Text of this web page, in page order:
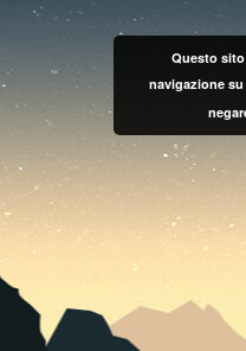
Questo
navigazione